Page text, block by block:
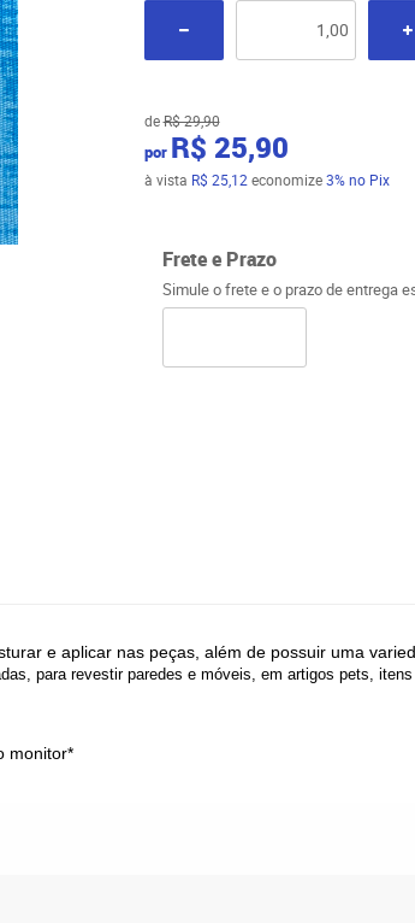
deR$ 29,90
por R$ 25,90
à vista R$ 25,12 economize3% no Pix
Frete e Prazo
Simule o frete e o prazo de entrega
e aplicar nas peças, além de possuir uma
para revestir paredes e móveis, em artigos pets,
monitor*